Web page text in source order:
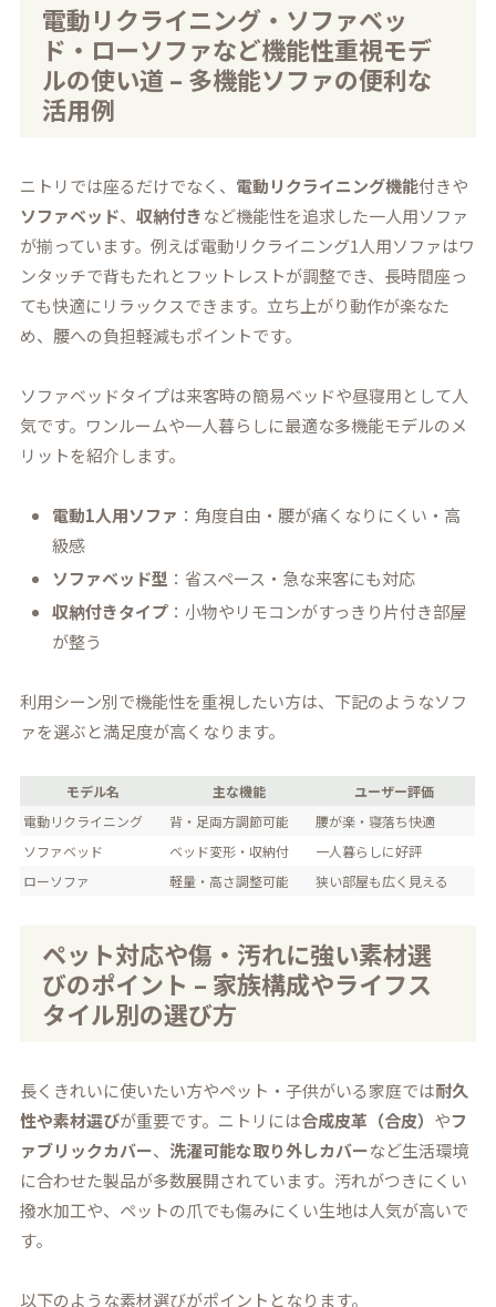
電動リクライニング・ソファベッ
ド・ローソファなど機能性重視モデ
ルの使い道 – 多機能ソファの便利な
活用例
ニトリでは座るだけでなく、 電動リクライニング機能付きや
ソファベッド、収納付きなど機能性を追求した一人用ソファ
が揃っています。例えば電動リクライニング1人用ソファはワ
ンタッチで背もたれとフットレストが調整でき、長時間座っ
ても快適にリラックスできます。立ち上がり動作が楽なた
め、腰への負担軽減もポイントです。
ソファベッドタイプは来客時の簡易ベッドや昼寝用として人
気です。ワンルームや一人暮らしに最適な多機能モデルのメ
リットを紹介します。
電動1人用ソファ ：角度自由・腰が痛くなりにくい・高
級感
ソファベッド型 ：省スペース・急な来客にも対応
収納付きタイプ ：小物やリモコンがすっきり片付き部屋
が整う
利用シーン別で機能性を重視したい方は、下記のようなソフ
ァを選ぶと満足度が高くなります。
モデル名 主な機能
ユーザー評価
電動リクライニング
背・足両方調節可能
腰が楽・寝落ち快適
ソファベッド
ベッド変形・収納付
一人暮らしに好評
ローソファ
軽量・高さ調整可能 狭い部屋も広く見える
ペット対応や傷・汚れに強い素材選
びのポイント – 家族構成やライフス
タイル別の選び方
長くきれいに使いたい方やペット・子供がいる家庭では耐久
性や素材選びが重要です。ニトリには合成皮革（合皮） やフ
ァブリックカバー、 洗濯可能な取り外しカバーなど生活環境
に合わせた製品が多数展開されています。汚れがつきにくい
撥水加工や、ペットの爪でも傷みにくい生地は人気が高いで
す。
以下のような素材選びがポイントとなります。